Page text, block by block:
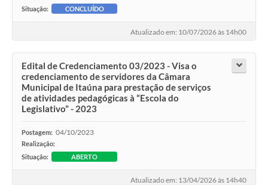
Situação:
CONCLUÍDO
Atualizado em: 10/07/2026 às 14h00
Edital de Credenciamento 03/2023 - Visa o
credenciamento de servidores da Câmara
Municipal de Itaúna para prestação de serviços
de atividades pedagógicas à “Escola do
Legislativo” - 2023
Postagem: 04/10/2023
Realização:
Situação:
ABERTO
Atualizado em: 13/04/2026 às 14h40